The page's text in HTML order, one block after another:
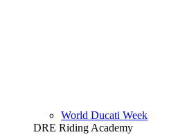
World Ducati Week
DRE Riding Academy